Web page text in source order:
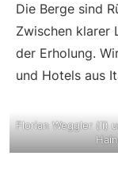
Die Berge sind
Zwischen klarer
der Erholung.
und Hotels aus
Florian Weggler (li)